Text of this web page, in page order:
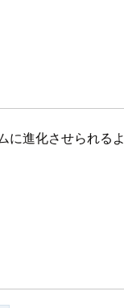
進化させられる